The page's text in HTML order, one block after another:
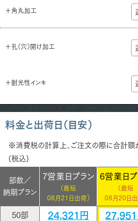
＋角丸加工
＋孔（穴）開け加工
＋耐光性インキ
料金と出荷日（目安）
※消費税の計算上、ご注文の際に合計額
(税込)
部数／
納期プラン
7営業日プラン
（最短
08月21日出荷）
6営業日プ
（最短
08月20日出
50部 24,321円 27,951